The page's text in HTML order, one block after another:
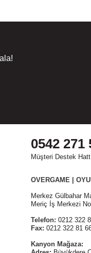
0542 271
Müşteri Destek
OVERGAME |
Merkez Gülbahar
Meriç İş Merkezi
Telefon: 0212 322
Fax: 0212 322 81
Kanyon Mağaza: